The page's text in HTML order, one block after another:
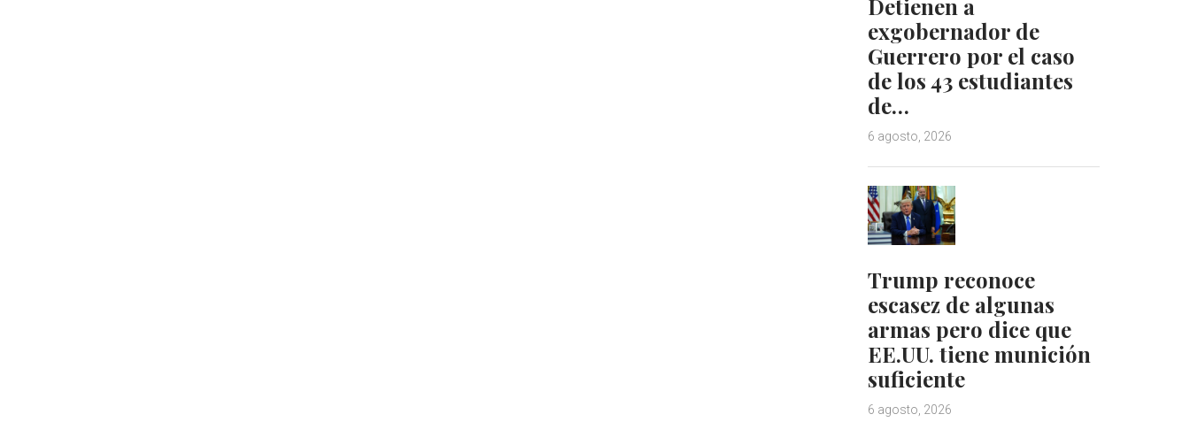
Detienen a
exgobernador de
Guerrero por el caso
de los 43 estudiantes
de…
6 agosto, 2026
Trump reconoce
escasez de algunas
armas pero dice que
EE.UU. tiene munición
suficiente
6 agosto, 2026